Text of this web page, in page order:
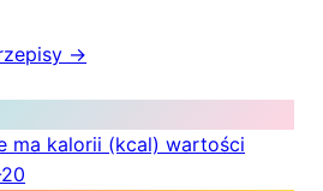
→
ma kalorii (kcal) wartości